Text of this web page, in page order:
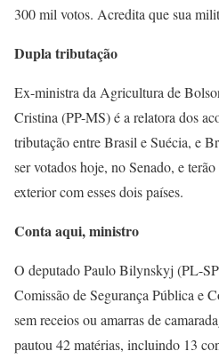
300 mil votos. Acredita que sua
Dupla tributação
Ex-ministra da Agricultura de
Cristina (PP-MS) é a relatora dos
tributação entre Brasil e Suécia, e
ser votados hoje, no Senado, e
exterior com esses dois países.
Conta aqui, ministro
O deputado Paulo Bilynskyj (PL-
Comissão de Segurança Pública e
sem receios ou amarras de
pautou 42 matérias, incluindo 13